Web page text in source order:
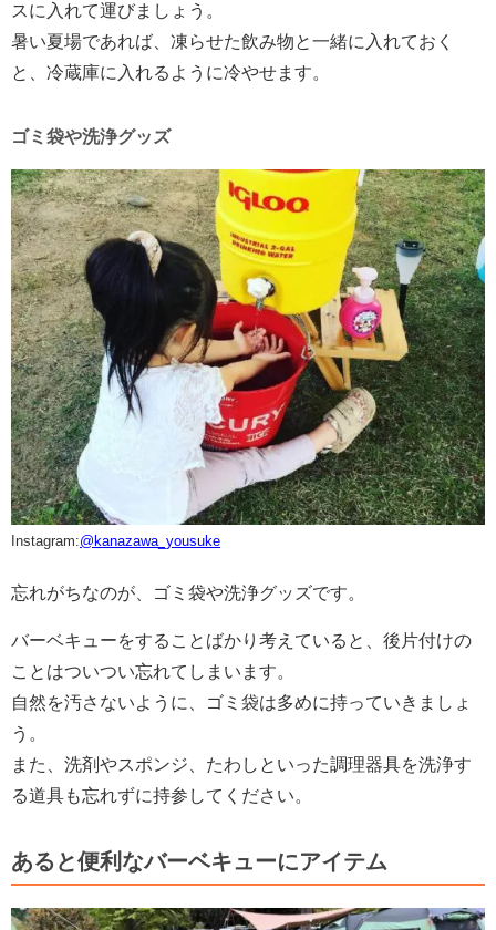
スに入れて運びましょう。
暑い夏場であれば、凍らせた飲み物と一緒に入れておく
と、冷蔵庫に入れるように冷やせます。
ゴミ袋や洗浄グッズ
Instagram:@kanazawa_yousuke
忘れがちなのが、ゴミ袋や洗浄グッズです。
バーベキューをすることばかり考えていると、後片付けの
ことはついつい忘れてしまいます。
自然を汚さないように、ゴミ袋は多めに持っていきましょ
う。
また、洗剤やスポンジ、たわしといった調理器具を洗浄す
る道具も忘れずに持参してください。
あると便利なバーベキューにアイテム